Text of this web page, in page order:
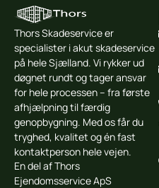
Thors Skadeservice er
specialister i akut skadeservice
på hele Sjælland. Vi rykker ud
døgnet rundt og tager ansvar
for hele processen – fra første
afhjælpning til færdig
genopbygning. Med os får du
tryghed, kvalitet og én fast
kontaktperson hele vejen.
En del af Thors
Ejendomsservice ApS